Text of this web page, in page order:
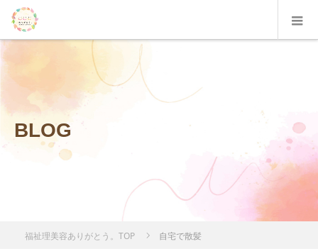
BLOG
福祉理美容ありがとう。TOP 自宅で散髪